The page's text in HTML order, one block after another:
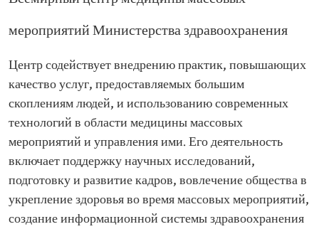
мероприятий Министерства здравоохранения
Центр содействует внедрению практик, повышающих
качество услуг, предоставляемых большим
скоплениям людей, и использованию современных
технологий в области медицины массовых
мероприятий и управления ими. Его деятельность
включает поддержку научных исследований,
подготовку и развитие кадров, вовлечение общества в
укрепление здоровья во время массовых мероприятий,
создание информационной системы здравоохранения